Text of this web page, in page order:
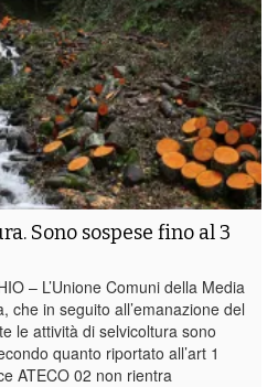
Sono sospese fino al 3
– L’Unione Comuni della Media
che in seguito all’emanazione del
le attività di selvicoltura sono
quanto riportato all’art 1
ATECO 02 non rientra